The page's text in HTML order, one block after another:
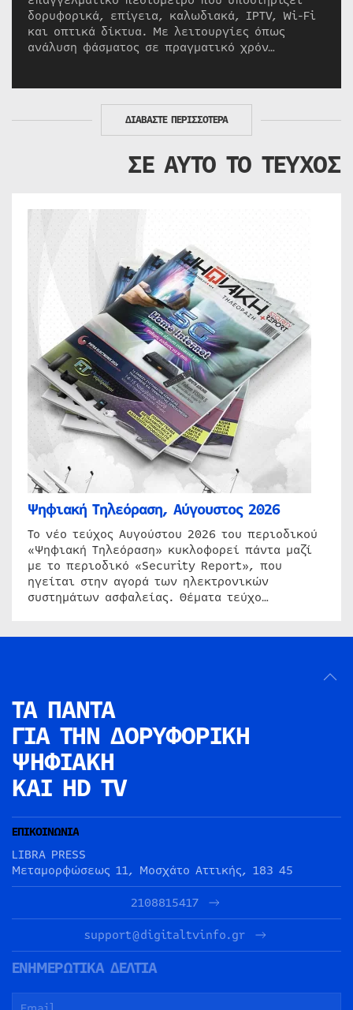
δορυφορικά, επίγεια, καλωδιακά, IPTV, Wi-Fi
και οπτικά δίκτυα. Με λειτουργίες όπως
ανάλυση φάσματος σε πραγματικό χρόν…
ΔΙΑΒΑΣΤΕ ΠΕΡΙΣΣΟΤΕΡΑ
ΣΕ ΑΥΤΟ ΤΟ ΤΕΥΧΟΣ
Ψηφιακή Τηλεόραση, Αύγουστος 2026
Το νέο τεύχος Αυγούστου 2026 του περιοδικού
«Ψηφιακή Τηλεόραση» κυκλοφορεί πάντα μαζί
με το περιοδικό «Security Report», που
ηγείται στην αγορά των ηλεκτρονικών
συστημάτων ασφαλείας. Θέματα τεύχο…
ΤΑ ΠΑΝΤΑ
ΓΙΑ ΤΗΝ ΔΟΡΥΦΟΡΙΚΗ
ΨΗΦΙΑΚΗ
ΚΑΙ HD TV
ΕΠΙΚΟΙΝΩΝΙΑ
LIBRA PRESS
Μεταμορφώσεως 11, Μοσχάτο Αττικής, 183 45
2108815417
support@digitaltvinfo.gr
ΕΝΗΜΕΡΩΤΙΚΑ ΔΕΛΤΙΑ